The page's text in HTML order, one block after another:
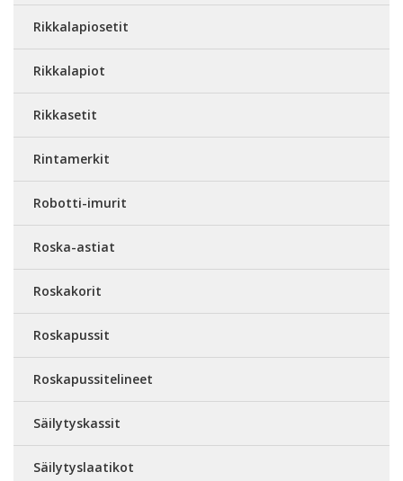
Rikkalapiosetit
Rikkalapiot
Rikkasetit
Rintamerkit
Robotti-imurit
Roska-astiat
Roskakorit
Roskapussit
Roskapussitelineet
Säilytyskassit
Säilytyslaatikot